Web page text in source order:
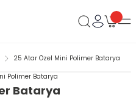
25 Atar Özel Mini Polimer Batarya
Batarya